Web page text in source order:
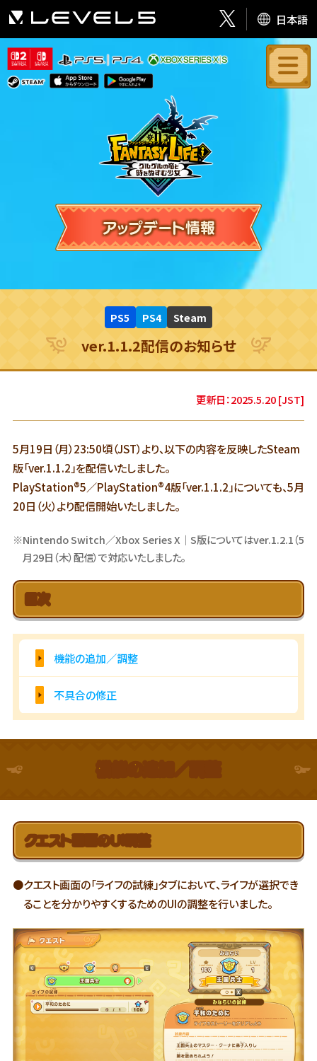
日本語
アップデート情報
PS5 PS4 Steam
ver.1.1.2配信のお知らせ
更新日：2025.5.20 [JST]
5月19日（月）23:50頃（JST）より、以下の内容を反映したSteam
版「ver.1.1.2」を配信いたしました。
PlayStation®5／PlayStation®4版「ver.1.1.2」についても、5月
20日（火）より配信開始いたしました。
※Nintendo Switch／Xbox Series X｜S版についてはver.1.2.1（5
月29日（木）配信）で対応いたしました。
目次
機能の追加／調整
不具合の修正
機能の追加／調整
クエスト画面のUI調整
●クエスト画面の「ライフの試練」タブにおいて、ライフが選択でき
ることを分かりやすくするためのUIの調整を行いました。